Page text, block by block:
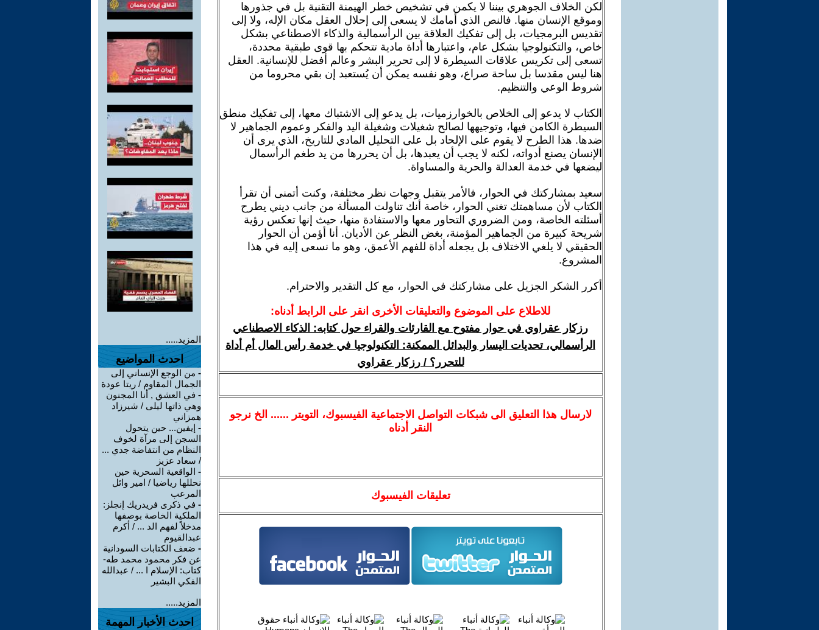
لكن الخلاف الجوهري بيننا لا يكمن في تشخيص خطر الهيمنة التقنية بل في جذورها
وموقع الإنسان منها. فالنص الذي أمامك لا يسعى إلى إحلال العقل مكان الإله، ولا إلى
تقديس البرمجيات، بل إلى تفكيك العلاقة بين الرأسمالية والذكاء الاصطناعي بشكل
خاص، والتكنولوجيا بشكل عام، واعتبارها أداة مادية تتحكم بها قوى طبقية محددة،
تسعى إلى تكريس علاقات السيطرة لا إلى تحرير البشر وعالم أفضل للإنسانية. العقل
هنا ليس مقدسا بل ساحة صراع، وهو نفسه يمكن أن يُستعبد إن بقي محروما من
شروط الوعي والتنظيم.
الكتاب لا يدعو إلى الخلاص بالخوارزميات، بل يدعو إلى الاشتباك معها، إلى تفكيك منطق
السيطرة الكامن فيها، وتوجيهها لصالح شغيلات وشغيلة اليد والفكر وعموم الجماهير لا
ضدها. هذا الطرح لا يقوم على الإلحاد بل على التحليل المادي للتاريخ، الذي يرى أن
الإنسان يصنع أدواته، لكنه لا يجب أن يعبدها، بل أن يحررها من يد طغم الرأسمال
ليضعها في خدمة العدالة والحرية والمساواة.
سعيد بمشاركتك في الحوار، فالأمر يتقبل وجهات نظر مختلفة، وكنت أتمنى أن تقرأ
الكتاب لأن مساهمتك تغني الحوار، خاصة أنك تناولت المسألة من جانب ديني يطرح
أسئلته الخاصة، ومن الضروري التحاور معها والاستفادة منها، حيث إنها تعكس رؤية
شريحة كبيرة من الجماهير المؤمنة، بغض النظر عن الأديان. أنا أؤمن أن الحوار
الحقيقي لا يلغي الاختلاف بل يجعله أداة للفهم الأعمق، وهو ما نسعى إليه في هذا
المشروع.
أكرر الشكر الجزيل على مشاركتك في الحوار، مع كل التقدير والاحترام.
للاطلاع على الموضوع والتعليقات الأخرى انقر على الرابط أدناه:
رزكار عقراوي في حوار مفتوح مع القارئات والقراء حول كتابه: الذكاء الاصطناعي
الرأسمالي، تحديات اليسار والبدائل الممكنة: التكنولوجيا في خدمة رأس المال أم أداة
للتحرر؟ / رزكار عقراوي
لارسالهذا التعليق الى شبكات التواصل الاجتماعية الفيسبوك، التويتر ...... الخ نرجو
النقر أدناه
تعليقات الفيسبوك
المزيد.....
احدث المواضيع
- من الوجع الإنساني إلى
الجمال المقاوم / ريتا عودة
- في العشق , أنا المجنون
وهي ذاتها ليلى / شيرزاد
همزاني
- إيفين... حين يتحول
السجن إلى مرآة لخوف
النظام من انتفاضة جدي ...
/ سعاد عزيز
- الواقعية السحرية حين
نحللها رياضيا / امير وائل
المرعب
- في ذكرى فريدريك إنجلز:
الملكية الخاصة بوصفها
مدخلاً لفهم الد ... / أكرم
عبدالقيوم
- ضعف الكتابات السودانية
عن فكر محمود محمد طه-
كتاب: الإسلام ا ... / عبدالله
الفكي البشير
المزيد.....
احدث الأخبار المهمة